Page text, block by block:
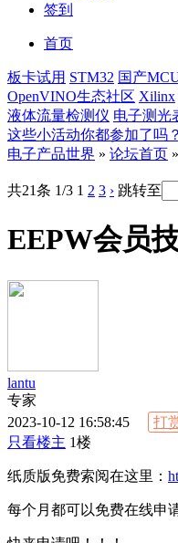
签到
首页
板卡试用 STM32 国产
OpenVINO生态社区 Xilinx
液体流量检测仪 电子测光
这些小活动你都参加了吗
电子产品世界 » 论坛首页 »
共21条 1/3 1 2 3 › 跳转至
EEPW会员
lantu
专家
2023-10-12 16:58:45
打
只看楼主 1楼
纸质版免费索阅在这里：
每个月都可以免费在线申